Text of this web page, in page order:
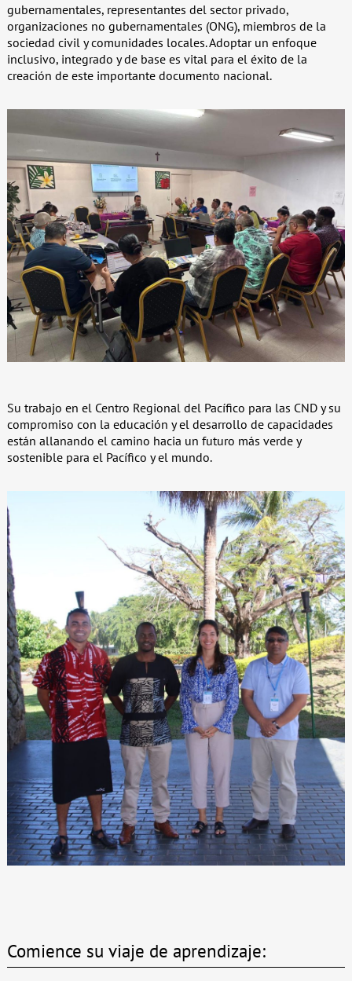
gubernamentales, representantes del sector privado,
organizaciones no gubernamentales (ONG), miembros de la
sociedad civil y comunidades locales. Adoptar un enfoque
inclusivo, integrado y de base es vital para el éxito de la
creación de este importante documento nacional.
Su trabajo en el Centro Regional del Pacífico para las CND y su
compromiso con la educación y el desarrollo de capacidades
están allanando el camino hacia un futuro más verde y
sostenible para el Pacífico y el mundo.
Comience su viaje de aprendizaje: